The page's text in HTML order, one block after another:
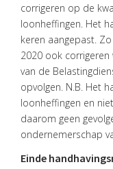
HOME
DIENSTEN
corrigeren op de
loonheffingen. Het
keren aangepast.
2020 ook corrigeren
van de
opvolgen. N.B. Het
loonheffingen en
daarom geen
ondernemerschap
Einde